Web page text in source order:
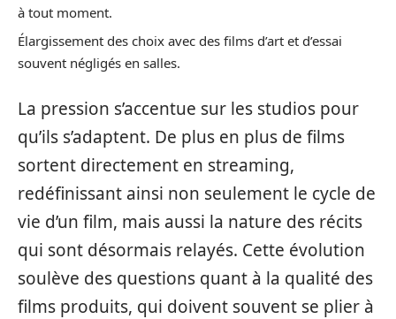
à tout moment.
Élargissement des choix avec des films d’art et d’essai
souvent négligés en salles.
La pression s’accentue sur les studios pour
qu’ils s’adaptent. De plus en plus de films
sortent directement en streaming,
redéfinissant ainsi non seulement le cycle de
vie d’un film, mais aussi la nature des récits
qui sont désormais relayés. Cette évolution
soulève des questions quant à la qualité des
films produits, qui doivent souvent se plier à